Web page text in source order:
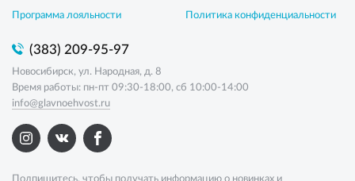
Программа лояльности Политика конфиденциальности
(383) 209-95-97
Новосибирск, ул. Народная, д. 8
Время работы: пн-пт 09:30-18:00, сб 10:00-14:00
info@glavnoehvost.ru